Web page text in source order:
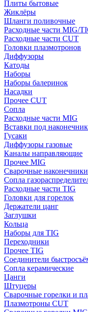
Плиты бытовые
Жиклёры
Шланги поливочные
Расходные части MIG/
Расходные части CUT
Головки плазмотронов
Диффузоры
Катоды
Наборы
Наборы балеринок
Насадки
Прочее CUT
Сопла
Расходные части MIG
Вставки под
Гусаки
Диффузоры газовые
Каналы направляющие
Прочее MIG
Сварочные наконечники
Сопла
Расходные части TIG
Головки для горелок
Держатели цанг
Заглушки
Кольца
Наборы для TIG
Переходники
Прочее TIG
Соединители
Сопла керамические
Цанги
Штуцеры
Сварочные горелки и
Плазмотроны CUT